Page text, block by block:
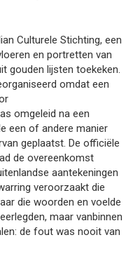
Culturele Stichting, een
en portretten van
gouden lijsten toekeken.
omdat een
omgeleid na een
een of andere manier
geplaatst. De officiële
de overeenkomst
aantekeningen
veroorzaakt die
die woorden en voelde
maar vanbinnen
de fout was nooit van